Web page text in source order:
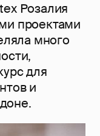
Розалия
проектами
много
для
и